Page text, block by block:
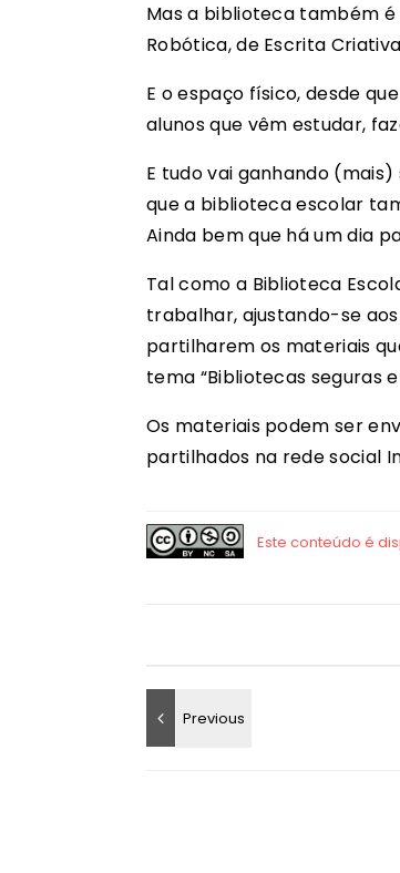
Mas a biblioteca também é
Robótica, de Escrita
E o espaço físico, desde
alunos que vêm estudar,
E tudo vai ganhando
que a biblioteca escolar
Ainda bem que há um dia
Tal como a Biblioteca
trabalhar, ajustando-se
partilharem os materiais
tema “Bibliotecas seguras
Os materiais podem ser
partilhados na rede social